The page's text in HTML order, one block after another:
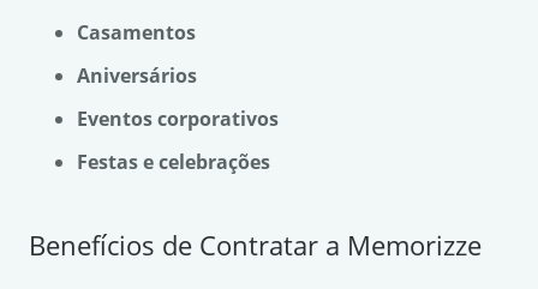
Casamentos
Aniversários
Eventos corporativos
Festas e celebrações
Benefícios de Contratar a Memorizze